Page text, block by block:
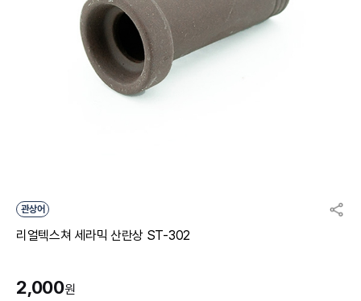
관상어
리얼텍스쳐 세라믹 산란상 ST-302
2,000원